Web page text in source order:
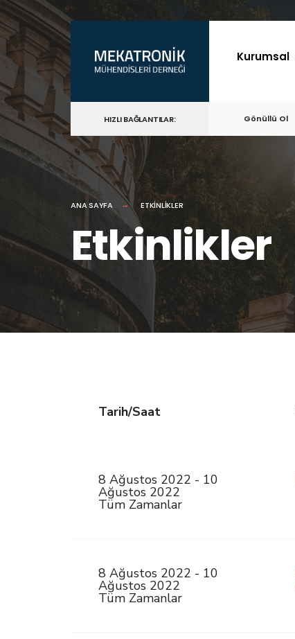
Kurumsal
HIZLI BAĞLANTILAR: Gönüllü Ol
ANA SAYFA ETKINLIKLER
Etkinlikler
Tarih/Saat
8 Ağustos 2022 - 10
Ağustos 2022
Tüm Zamanlar
8 Ağustos 2022 - 10
Ağustos 2022
Tüm Zamanlar